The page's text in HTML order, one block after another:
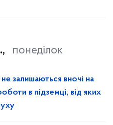
понеділок
залишаються вночі на
в підземці, від яких